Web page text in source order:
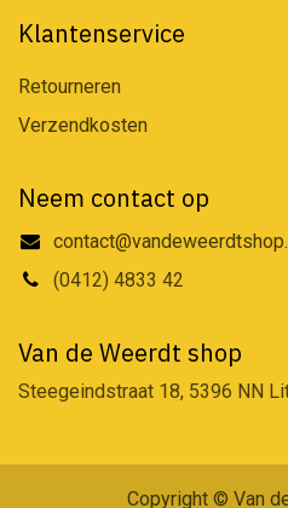
Klantenservice
Retourneren
Verzendkosten
Neem contact op
(0412) 4833 42
Van de Weerdt shop
Steegeindstraat 18, 5396 NN
Copyright © Van